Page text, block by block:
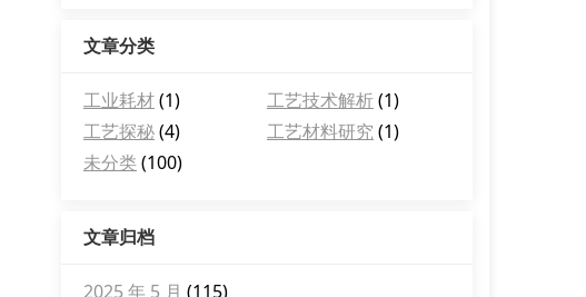
文章分类
工业耗材(1) 工艺技术解析(1)
工艺探秘(4) 工艺材料研究 (1)
未分类(100)
文章归档
2025 年 5 月 (115)